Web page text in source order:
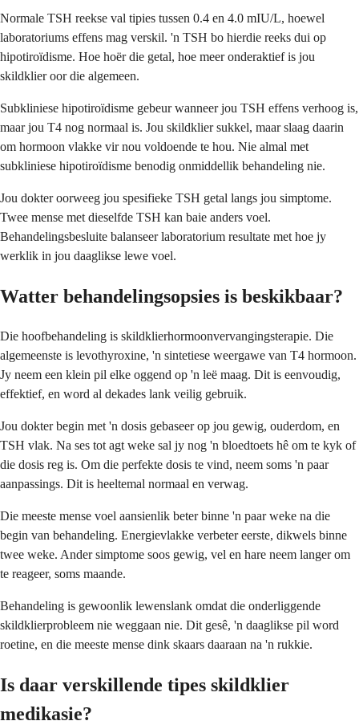
Normale TSH reekse val tipies tussen 0.4 en 4.0 mIU/L, hoewel
laboratoriums effens mag verskil. 'n TSH bo hierdie reeks dui op
hipotiroïdisme. Hoe hoër die getal, hoe meer onderaktief is jou
skildklier oor die algemeen.
Subkliniese hipotiroïdisme gebeur wanneer jou TSH effens verhoog is,
maar jou T4 nog normaal is. Jou skildklier sukkel, maar slaag daarin
om hormoon vlakke vir nou voldoende te hou. Nie almal met
subkliniese hipotiroïdisme benodig onmiddellik behandeling nie.
Jou dokter oorweeg jou spesifieke TSH getal langs jou simptome.
Twee mense met dieselfde TSH kan baie anders voel.
Behandelingsbesluite balanseer laboratorium resultate met hoe jy
werklik in jou daaglikse lewe voel.
Watter behandelingsopsies is beskikbaar?
Die hoofbehandeling is skildklierhormoonvervangingsterapie. Die
algemeenste is levothyroxine, 'n sintetiese weergawe van T4 hormoon.
Jy neem een klein pil elke oggend op 'n leë maag. Dit is eenvoudig,
effektief, en word al dekades lank veilig gebruik.
Jou dokter begin met 'n dosis gebaseer op jou gewig, ouderdom, en
TSH vlak. Na ses tot agt weke sal jy nog 'n bloedtoets hê om te kyk of
die dosis reg is. Om die perfekte dosis te vind, neem soms 'n paar
aanpassings. Dit is heeltemal normaal en verwag.
Die meeste mense voel aansienlik beter binne 'n paar weke na die
begin van behandeling. Energievlakke verbeter eerste, dikwels binne
twee weke. Ander simptome soos gewig, vel en hare neem langer om
te reageer, soms maande.
Behandeling is gewoonlik lewenslank omdat die onderliggende
skildklierprobleem nie weggaan nie. Dit gesê, 'n daaglikse pil word
roetine, en die meeste mense dink skaars daaraan na 'n rukkie.
Is daar verskillende tipes skildklier
medikasie?